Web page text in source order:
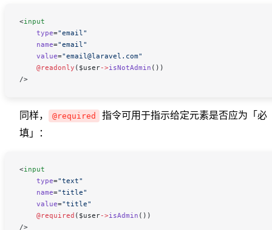
<input
    type
="email"
    name
="email"
    value
="email@laravel.com"
    @readonly
( $user->isNotAdmin ())
/>
同样， @required
指令可用于指示给定元素是否应为「必
填」：
<input
    type
="text"
    name
="title"
    value
="title"
    @required
( $user->isAdmin ())
/>